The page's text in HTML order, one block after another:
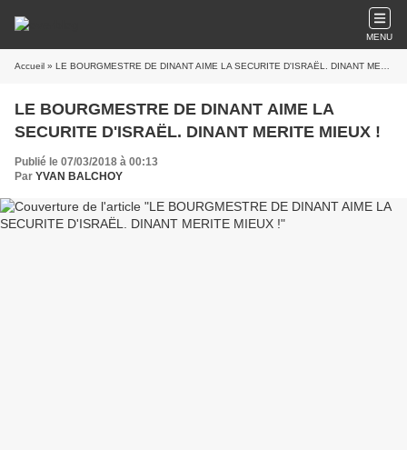
MENU
Accueil » LE BOURGMESTRE DE DINANT AIME LA SECURITE D'ISRAËL. DINANT MERITE MIEUX !
LE BOURGMESTRE DE DINANT AIME LA
SECURITE D'ISRAËL. DINANT MERITE MIEUX !
Publié le 07/03/2018 à 00:13
Par YVAN BALCHOY